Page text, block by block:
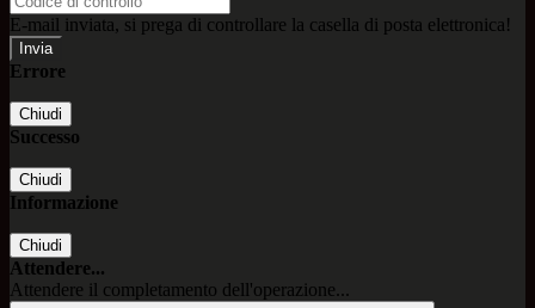
E-mail inviata, si prega di controllare la casella di posta elettronica!
Errore
Chiudi
Successo
Chiudi
Informazione
Chiudi
Attendere...
Attendere il completamento dell'operazione...